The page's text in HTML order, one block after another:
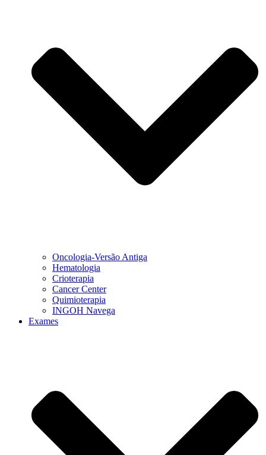
Oncologia-Versão Antiga
Hematologia
Crioterapia
Cancer Center
Quimioterapia
INGOH Navega
Exames